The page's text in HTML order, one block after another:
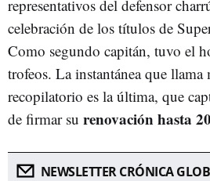
representativos del defensor
celebración de los títulos de
Como segundo capitán, tuvo el
trofeos. La instantánea que llama
recopilatorio es la última, que
de firmar su renovación hasta
NEWSLETTER CRÓNICA